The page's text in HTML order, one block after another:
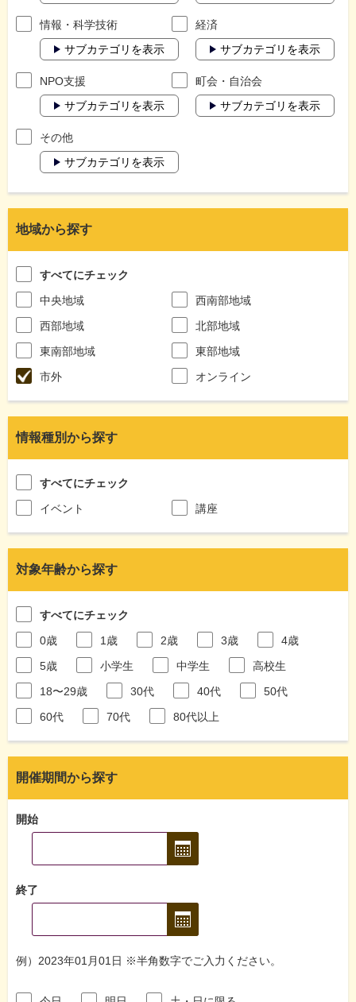
情報・科学技術
サブカテゴリを表示
経済
サブカテゴリを表示
NPO支援
サブカテゴリを表示
町会・自治会
サブカテゴリを表示
その他
サブカテゴリを表示
地域から探す
すべてにチェック
中央地域
西南部地域
西部地域
北部地域
東南部地域
東部地域
市外
オンライン
情報種別から探す
すべてにチェック
イベント
講座
対象年齢から探す
すべてにチェック
0歳
1歳 2歳 3歳
4歳
5歳
小学生 中学生
高校生
18〜29歳
30代 40代
50代
60代
70代 80代以上
開催期間から探す
開始
終了
例）2023年01月01日 ※半角数字でご入力ください。